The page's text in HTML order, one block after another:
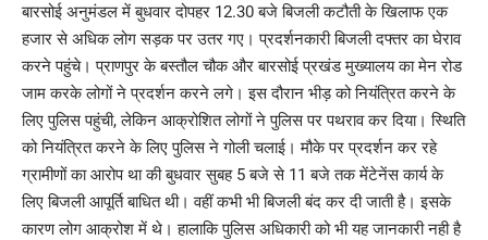
बारसोई अनुमंडल में बुधवार दोपहर 12.30 बजे बिजली कटौती के खिलाफ एक
हजार से अधिक लोग सड़क पर उतर गए। प्रदर्शनकारी बिजली दफ्तर का घेराव
करने पहुंचे। प्राणपुर के बस्तौल चौक और बारसोई प्रखंड मुख्यालय का मेन रोड
जाम करके लोगों ने प्रदर्शन करने लगे। इस दौरान भीड़ को नियंत्रित करने के
लिए पुलिस पहुंची, लेकिन आक्रोशित लोगों ने पुलिस पर पथराव कर दिया। स्थिति
को नियंत्रित करने के लिए पुलिस ने गोली चलाई। मौके पर प्रदर्शन कर रहे
ग्रामीणों का आरोप था की बुधवार सुबह 5 बजे से 11 बजे तक मेंटेनेंस कार्य के
लिए बिजली आपूर्ति बाधित थी। वहीं कभी भी बिजली बंद कर दी जाती है। इसके
कारण लोग आक्रोश में थे। हालाकि पुलिस अधिकारी को भी यह जानकारी नही है